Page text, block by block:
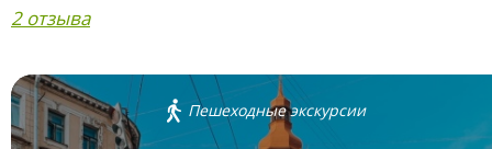
2 отзыва
Пешеходные экскурсии